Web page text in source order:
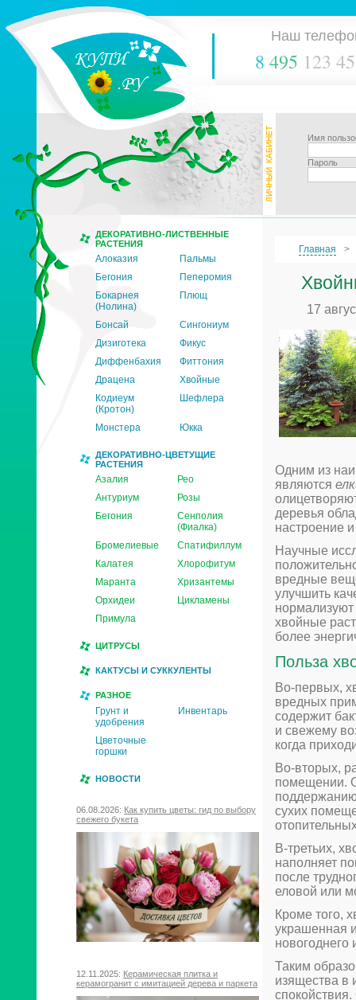
Наш
8 495 123
Имя
Пароль
ДЕКОРАТИВНО-ЛИСТВЕННЫЕ
РАСТЕНИЯ
Алоказия
Пальмы
Бегония
Пеперомия
Бокарнея
(Нолина)
Плющ
Бонсай
Сингониум
Дизиготека
Фикус
Диффенбахия
Фиттония
Драцена
Хвойные
Кодиеум
(Кротон)
Шефлера
Монстера Юкка
ДЕКОРАТИВНО-ЦВЕТУЩИЕ
РАСТЕНИЯ
Азалия
Рео
Антуриум
Розы
Бегония
Сенполия
(Фиалка)
Бромелиевые
Спатифиллум
Калатея
Хлорофитум
Маранта
Хризантемы
Орхидеи
Цикламены
Примула
ЦИТРУСЫ
КАКТУСЫ И СУККУЛЕНТЫ
РАЗНОЕ
Грунт и
удобрения
Инвентарь
Цветочные
горшки
НОВОСТИ
06.08.2026: Как купить цветы: гид по выбору
свежего букета
12.11.2025: Керамическая плитка и
керамогранит с имитацией дерева и паркета
Главная
17
Одним из
являются
деревья
настроение
Научные
вредные
улучшить
нормализуют
хвойные
более
Польза
Во-первых,
вредных
содержит
и свежему
когда
Во-вторых,
помещении.
сухих
В-третьих,
наполняет
после
еловой или
Кроме того,
украшенная
новогоднего
Таким
изящества в